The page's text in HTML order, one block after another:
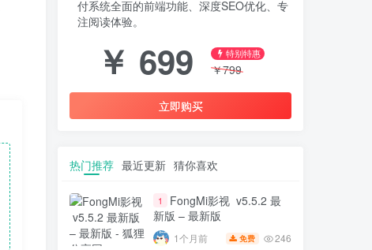
付系统全面的前端功能、深度SEO优化、专
注阅读体验。
￥ 699 特别特惠
￥799
立即购买
热门推荐 最近更新 猜你喜欢
1
FongMi影视 v5.5.2 最
新版 – 最新版
1个月前 免费 246